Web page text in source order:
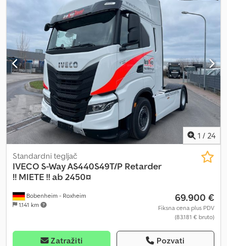
1 / 24
Bobenheim - Roxheim
1.141 km
Standardni tegljač
IVECO S-Way AS440S49T/P Retarder
!! MIETE !! ab 2450¤
69.900 €
Fiksna cena plus PDV
(83.181 € bruto)
Zatražiti Pozvati